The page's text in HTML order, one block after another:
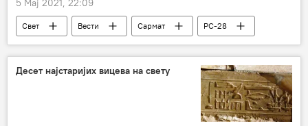
5 Мај 2021, 22:09
Свет Вести Сармат
РС-28
Војска и наоружање
Европа
Десет најстаријих вицева на свету